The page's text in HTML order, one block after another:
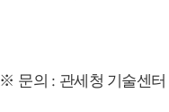
※ 문의 : 관세청 기술센터